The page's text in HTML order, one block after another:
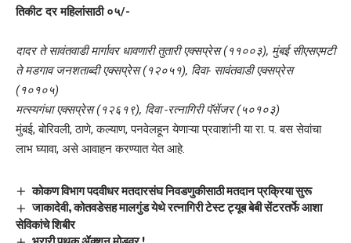
तिकीट दर महिलांसाठी ०५/-
दादर ते सावंतवाडी मार्गावर धावणारी तुतारी एक्सप्रेस (११००३), मुंबई सीएसएमटी
ते मडगाव जनशताब्दी एक्सप्रेस (१२०५१), दिवा- सावंतवाडी एक्सप्रेस
(१०१०५)
मत्स्यगंधा एक्सप्रेस (१२६१९), दिवा -रत्नागिरी पॅसेंजर (५०१०३)
मुंबई, बोरिवली, ठाणे, कल्याण, पनवेलहून येणाऱ्या प्रवाशांनी या रा. प. बस सेवांचा
लाभ घ्यावा, असे आवाहन करण्यात येत आहे.
कोकण विभाग पदवीधर मतदारसंघ निवडणुकीसाठी मतदान प्रक्रिया सुरू
जाकादेवी, कोतवडेसह मालगुंड येथे रत्नागिरी टेस्ट ट्यूब बेबी सेंटरतर्फे आशा
सेविकांचे शिबीर